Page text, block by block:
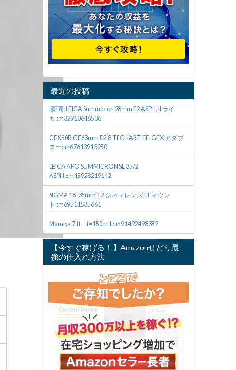
最近の投稿
[新同]LEICA Summicron 28mm F2 ASPH. II ライ
カ::m32910646536
GFX50R GF63mm F2.8 TECHART EF-GFX アダプ
ター::m67613913950
LEICA APO SUMMICRON SL 35/2
ASPH.::m45928219142
SIGMA 18-35mm T2 シネマレンズ EFマウン
ト::m69511535661
Mamiya 7Ⅱ + f=150㎜ L::m91492498352
【今すぐ稼げる！】Amazonせどり最
強の仕入れ方法